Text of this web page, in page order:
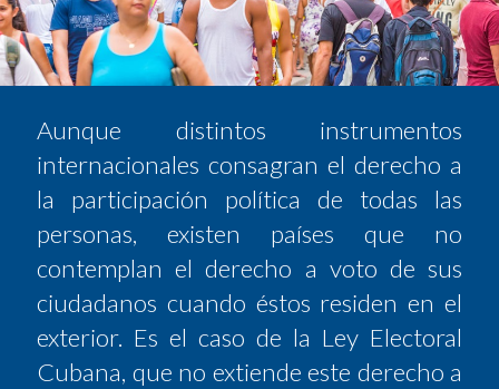
Aunque distintos instrumentos
internacionales consagran el derecho a
la participación política de todas las
personas, existen países que no
contemplan el derecho a voto de sus
ciudadanos cuando éstos residen en el
exterior. Es el caso de la Ley Electoral
Cubana, que no extiende este derecho a